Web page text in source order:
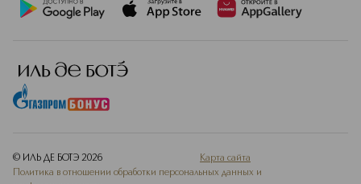
© ИЛЬ ДЕ БОТЭ 2026
Карта сайта
Политика в отношении обработки персональных данных и